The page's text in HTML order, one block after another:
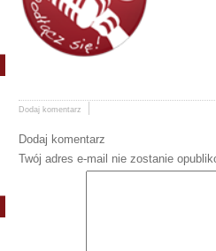
Dodaj komentarz
Dodaj komentarz
Twój adres e-mail nie zostanie